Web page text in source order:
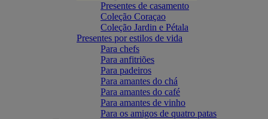
Presentes de casamento
Coleção Coraçao
Coleção Jardin e Pétala
Presentes por estilos de vida
Para chefs
Para anfitriões
Para padeiros
Para amantes do chá
Para amantes do café
Para amantes de vinho
Para os amigos de quatro patas